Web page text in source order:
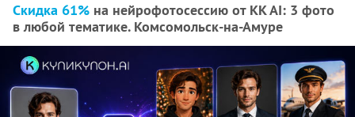
Скидка 61% на нейрофотосессию от KK AI: 3 фото
в любой тематике. Комсомольск-на-Амуре